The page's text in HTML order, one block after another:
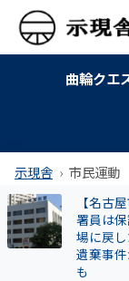
曲輪クエ
示現舎 市民運動
【名古
署員は
場に戻
遺棄事
も